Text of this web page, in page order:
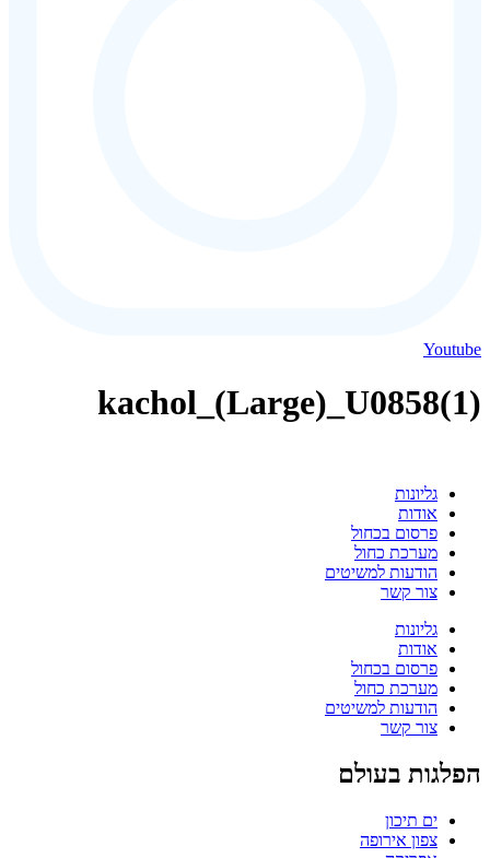
Youtube
kachol_(Large)_U0858(1)
גליונות
אודות
פרסום בכחול
מערכת כחול
הודעות למשיטים
צור קשר
גליונות
אודות
פרסום בכחול
מערכת כחול
הודעות למשיטים
צור קשר
הפלגות בעולם
ים תיכון
צפון אירופה